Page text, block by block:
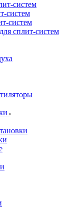
систем
систем
систем
сплит-систем